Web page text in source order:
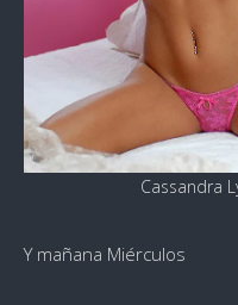
Cassandra
Y mañana Miérculos